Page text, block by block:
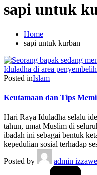
sapi untuk
Home
sapi untuk kurban
Posted inIslam
Keutamaan dan Tips
Hari Raya Iduladha selalu
tahun, umat Muslim di
ibadah ini sebagai bentuk
kepedulian sosial terhadap
Posted by
admin